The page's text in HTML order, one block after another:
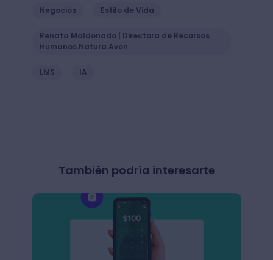
Negocios Estilo de Vida
Renata Maldonado | Directora de Recursos
Humanos Natura Avon
LMS IA
También podría interesarte